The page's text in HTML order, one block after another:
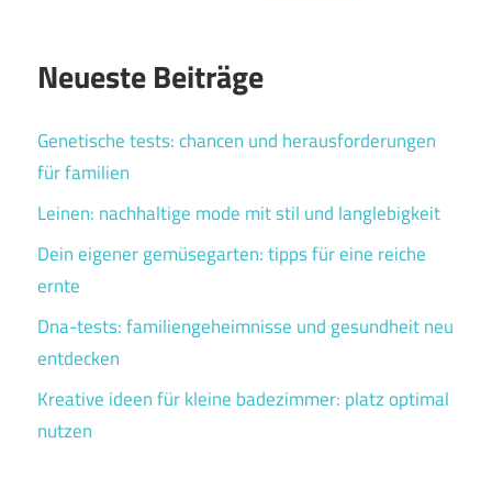
Neueste Beiträge
Genetische tests: chancen und herausforderungen
für familien
Leinen: nachhaltige mode mit stil und langlebigkeit
Dein eigener gemüsegarten: tipps für eine reiche
ernte
Dna-tests: familiengeheimnisse und gesundheit neu
entdecken
Kreative ideen für kleine badezimmer: platz optimal
nutzen